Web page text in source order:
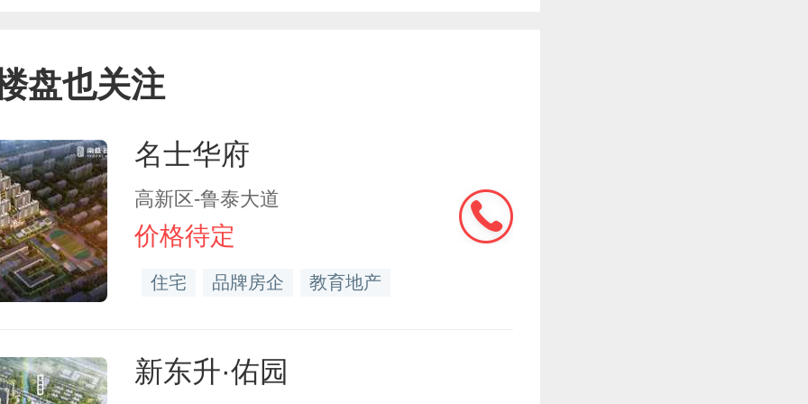
盘也关注
名士华府
高新区-鲁泰大道
价格待定
住宅 品牌房企 教育地产
新东升·佑园